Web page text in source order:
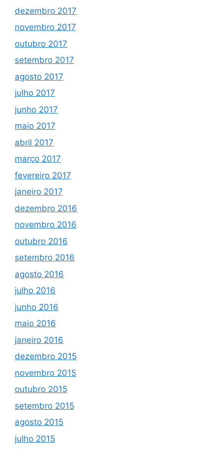
dezembro 2017
novembro 2017
outubro 2017
setembro 2017
agosto 2017
julho 2017
junho 2017
maio 2017
abril 2017
março 2017
fevereiro 2017
janeiro 2017
dezembro 2016
novembro 2016
outubro 2016
setembro 2016
agosto 2016
julho 2016
junho 2016
maio 2016
janeiro 2016
dezembro 2015
novembro 2015
outubro 2015
setembro 2015
agosto 2015
julho 2015